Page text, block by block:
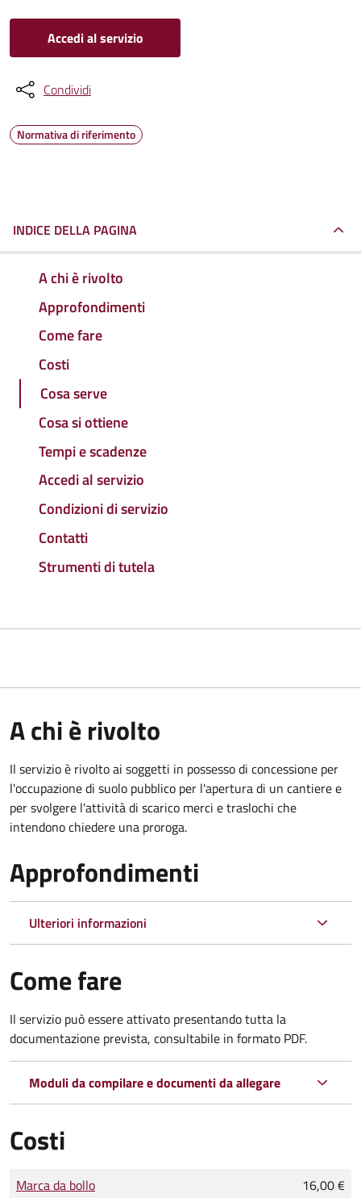
Accedi al servizio
Condividi
Normativa di riferimento
INDICE DELLA PAGINA
A chi è rivolto
Approfondimenti
Come fare
Costi
Cosa serve
Cosa si ottiene
Tempi e scadenze
Accedi al servizio
Condizioni di servizio
Contatti
Strumenti di tutela
A chi è rivolto
Il servizio è rivolto ai soggetti in possesso di concessione per
l'occupazione di suolo pubblico per l'apertura di un cantiere e
per svolgere l'attività di scarico merci e traslochi che
intendono chiedere una proroga.
Approfondimenti
Ulteriori informazioni
Come fare
Il servizio può essere attivato presentando tutta la
documentazione prevista, consultabile in formato PDF.
Moduli da compilare e documenti da allegare
Costi
Tipo di pagamento
Importo
Marca da bollo 16,00 €